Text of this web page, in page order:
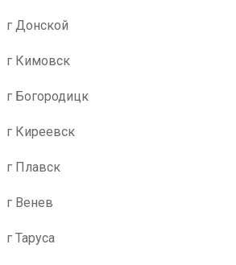
г Донской
г Кимовск
г Богородицк
г Киреевск
г Плавск
г Венев
г Таруса